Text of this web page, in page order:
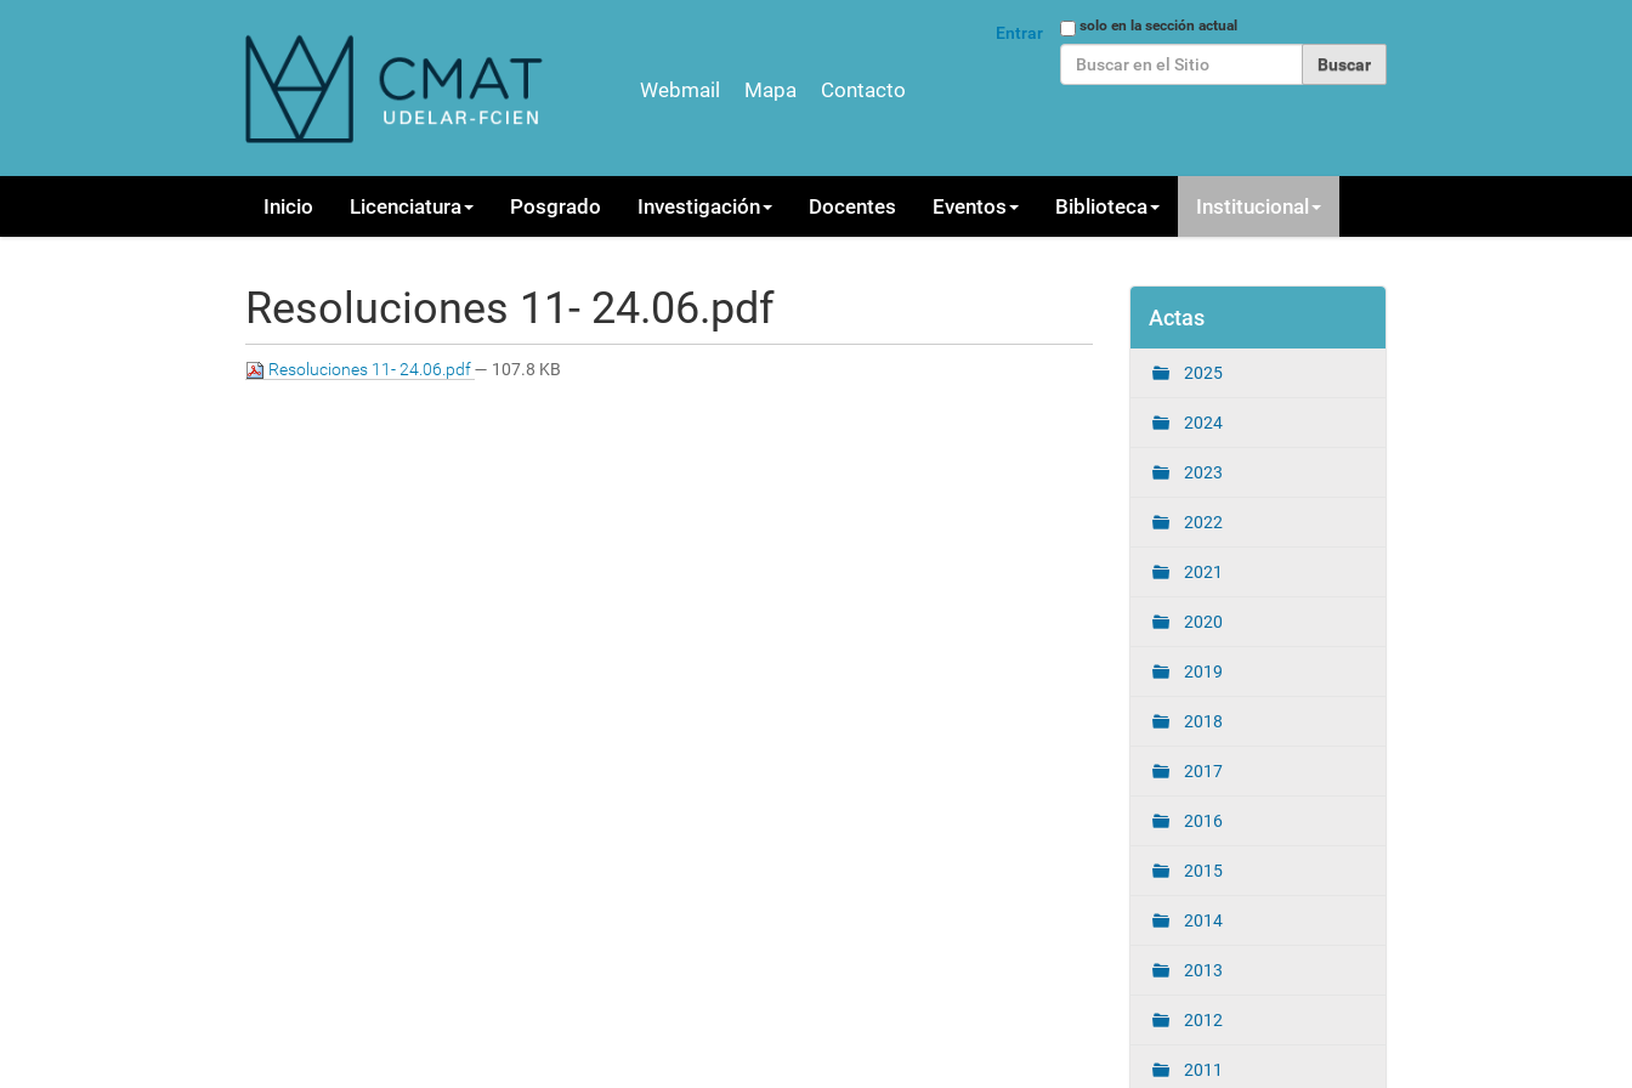
Buscarsolo en la sección actual
Entrar
Webmail Mapa Contacto
v
Inicio Licenciatura Posgrado Investigación Docentes Eventos Biblioteca Institucional
Resoluciones 11- 24.06.pdf
Resoluciones 11- 24.06.pdf— 107.8 KB
Actas
2025
2024
2023
2022
2021
2020
2019
2018
2017
2016
2015
2014
2013
2012
2011